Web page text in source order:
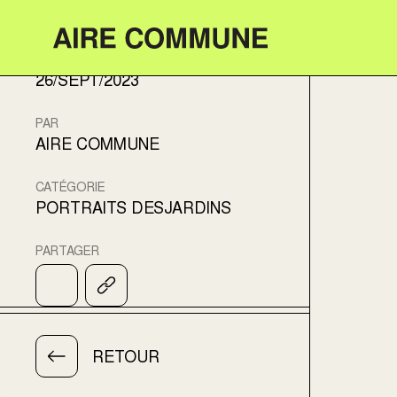
Aire Commune
26/SEPT/2023
PAR
AIRE COMMUNE
CATÉGORIE
PORTRAITS DESJARDINS
PARTAGER
RETOUR